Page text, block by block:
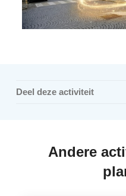
Deel deze activiteit
Andere